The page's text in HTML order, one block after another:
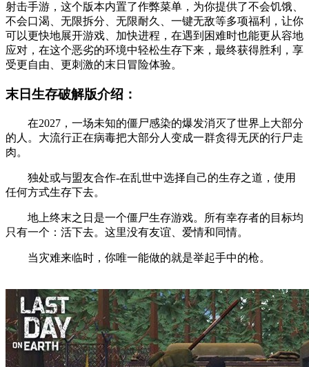
射击手游，这个版本内置了作弊菜单，为你提供了不会饥饿、
不会口渴、无限拆分、无限耐久、一键无敌等多项福利，让你
可以更快地展开游戏、加快进程，在遇到困难时也能更从容地
应对，在这个恶劣的环境中轻松生存下来，最终获得胜利，享
受更自由、更刺激的末日冒险体验。
末日生存破解版介绍：
在2027，一场未知的僵尸感染的爆发消灭了世界上大部分
的人。大流行正在病毒把大部分人变成一群贪得无厌的行尸走
肉。
独处或与盟友合作-在乱世中选择自己的生存之道，使用
任何方式生存下去。
地上终末之日是一个僵尸生存游戏。所有幸存者的目标均
只有一个：活下去。这里没有友谊、爱情和同情。
当灾难来临时，你唯一能做的就是举起手中的枪。